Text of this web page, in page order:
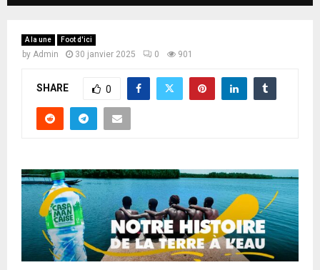
A la une Foot d'ici
by Admin 30 janvier 2025 0 901
SHARE 0